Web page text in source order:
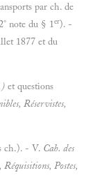
par ch. de
note du § 1er). -
1877 et du
et questions
Réservistes,
ch.). - V. Cah. des
Postes,